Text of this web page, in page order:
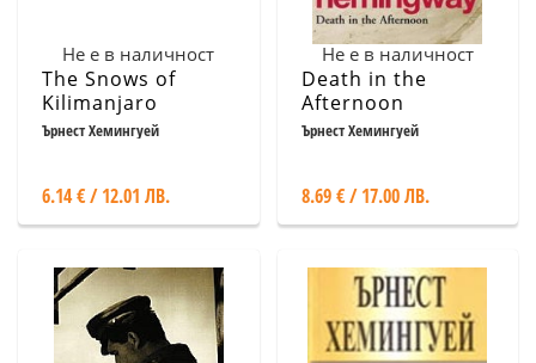
Не е в наличност
The Snows of
Kilimanjaro
Ърнест Хемингуей
6.14 € / 12.01 ЛВ.
Не е в наличност
Death in the
Afternoon
Ърнест Хемингуей
8.69 € / 17.00 ЛВ.